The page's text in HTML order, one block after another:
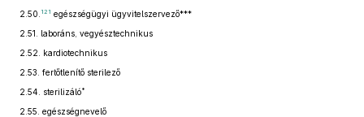
2.50. 121 egészségügyi ügyvitelszervező***
2.51.
laboráns, vegyésztechnikus
2.52.
kardiotechnikus
2.53. fertőtlenítő sterilező
2.54.
sterilizáló*
2.55. egészségnevelő